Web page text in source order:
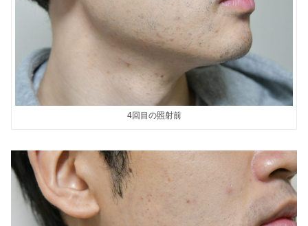
4回目の照射前